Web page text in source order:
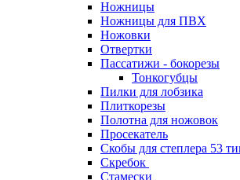
Ножницы
Ножницы для ПВХ
Ножовки
Отвертки
Пассатижи - бокорезы
Тонкогубцы
Пилки для лобзика
Плиткорезы
Полотна для ножовок
Просекатель
Скобы для степлера 53
Скребок
Стамески